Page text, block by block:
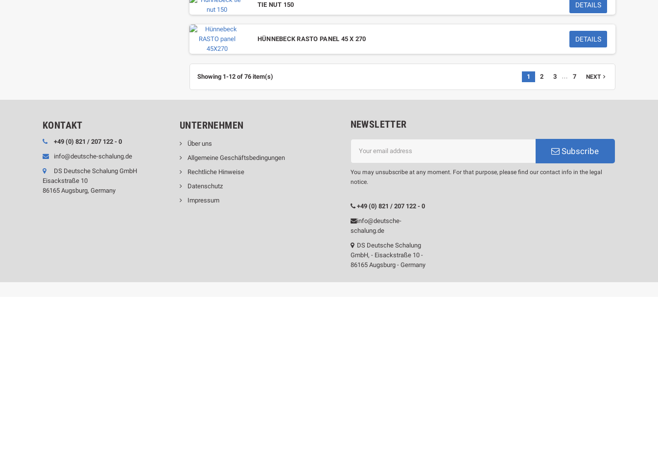
TIE NUT 150 DETAILS
HÜNNEBECK RASTO PANEL 45 X 270 DETAILS
Showing 1-12 of 76 item(s) 1 2 3 7 NEXT
KONTAKT
+49 (0) 821 / 207 122 - 0
info@deutsche-schalung.de
DS Deutsche Schalung GmbH
Eisackstraße 10
86165 Augsburg, Germany
UNTERNEHMEN
Über uns
Allgemeine Geschäftsbedingungen
Rechtliche Hinweise
Datenschutz
Impressum
NEWSLETTER
Subscribe
You may unsubscribe at any moment. For that purpose, please find our contact info in the legal
notice.
+49 (0) 821 / 207 122 - 0
info@deutsche-
schalung.de
DS Deutsche Schalung
GmbH, - Eisackstraße 10 -
86165 Augsburg - Germany